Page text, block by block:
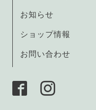
お知らせ
ショップ情報
お問い合わせ